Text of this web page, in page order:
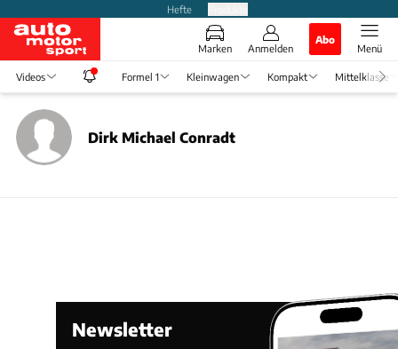
Hefte
Marken Anmelden
Abo
Menü
Videos Formel 1 Kleinwagen Kompakt Mittelklasse
Dirk Michael Conradt
Newsletter